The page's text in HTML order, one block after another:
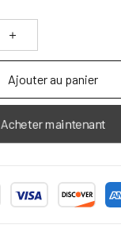
Ajouter au panier
Acheter maintenant